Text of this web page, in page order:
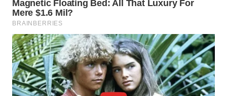
WN
BEKASI
WN
BOGOR
WN
DEPOK